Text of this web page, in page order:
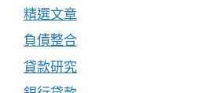
精選文章
負債整合
貸款研究